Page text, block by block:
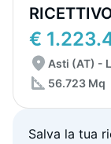
€
Asti (AT) -
56.723 Mq
Salva la tua